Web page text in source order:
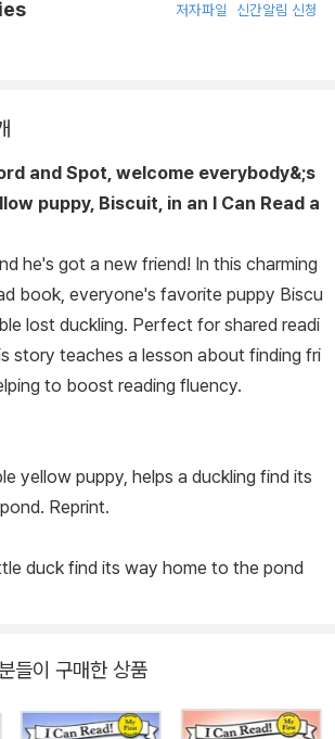
동화를 썼고, 그녀의 책들은 많은 언어로 번
저자파일 신간알림 신청
and Spot, welcome everybody&;s
puppy, Biscuit, in an I Can Read a
he's got a new friend! In this charming
book, everyone's favorite puppy Biscu
lost duckling. Perfect for shared readi
story teaches a lesson about finding fri
to boost reading fluency.
yellow puppy, helps a duckling find its
Reprint.
duck find its way home to the pond
들이 구매한 상품